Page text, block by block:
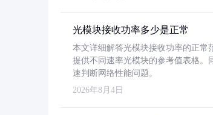
光模块接收功率多少是正常
本文详细解答光模块接收功率的正常
提供不同速率光模块的参考值表格。
速判断网络性能问题。
2026年8月4日